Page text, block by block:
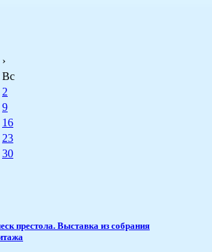
›
Вс
2
9
16
23
30
престола. Выставка из собрания